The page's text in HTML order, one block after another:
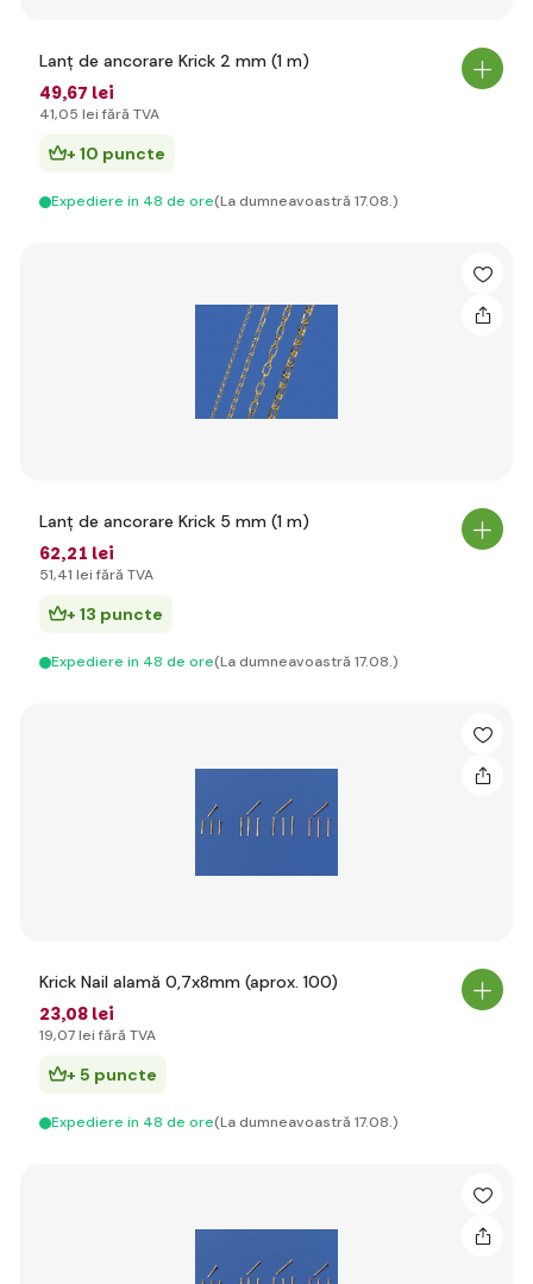
Lanț de ancorare Krick 2 mm (1 m)
49,67 lei
41,05 lei fără TVA
+ 10 puncte
Expediere in 48 de ore(La dumneavoastră 17.08.)
Lanț de ancorare Krick 5 mm (1 m)
62,21 lei
51,41 lei fără TVA
+ 13 puncte
Expediere in 48 de ore(La dumneavoastră 17.08.)
Krick Nail alamă 0,7x8mm (aprox. 100)
23,08 lei
19,07 lei fără TVA
+ 5 puncte
Expediere in 48 de ore(La dumneavoastră 17.08.)